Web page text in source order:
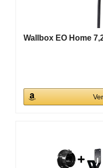
Wallbox EO Home